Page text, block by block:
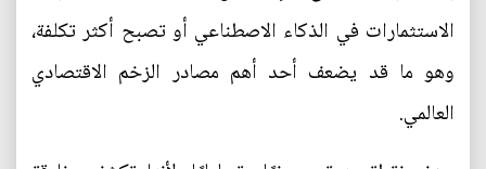
الاستثمارات في الذكاء الاصطناعي أو تصبح أكثر تكلفة،
وهو ما قد يضعف أحد أهم مصادر الزخم الاقتصادي
العالمي.